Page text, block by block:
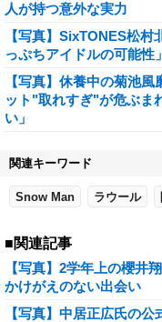
人が持つ意外な実力
【写真】SixTONES松
っぷちアイドルの可能性」
【写真】休養中の菊池
ット"取れすぎ"が危ぶま
い」
関連キーワード
Snow Man ラウール
■関連記事
【写真】2学年上の櫻井
かけがえのない出会い
【写真】中居正広氏の